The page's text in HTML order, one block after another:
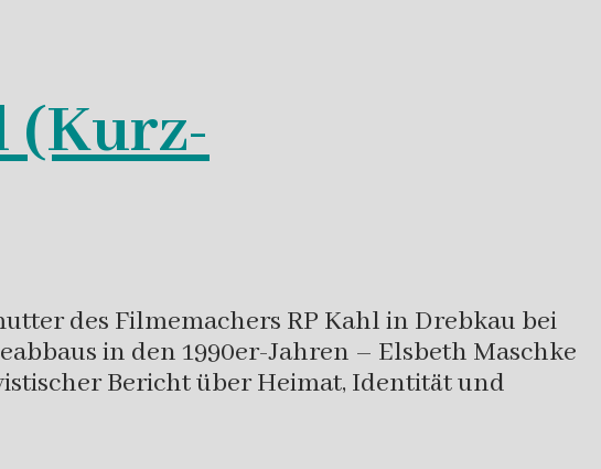
(Kurz-
des Filmemachers RP Kahl in Drebkau bei
in den 1990er-Jahren – Elsbeth Maschke
Bericht über Heimat, Identität und